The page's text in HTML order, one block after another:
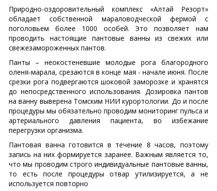
Природно-оздоровительный комплекс «Алтай Резорт»
обладает собственной мараловодческой фермой с
поголовьем более 1000 особей. Это позволяет нам
проводить настоящие пантовые ванны из свежих или
свежезамороженных пантов.
Панты – неокостеневшие молодые рога благородного
оленя-марала, срезаются в конце мая - начале июня. После
срезки рога подвергаются шоковой заморозке и хранятся
до непосредственного использования. Дозировка пантов
на ванну выверена Томским НИИ курортологии. До и после
процедуры мы обязательно проводим мониторинг пульса и
артериального давления пациента, во избежание
перегрузки организма.
Пантовая ванна готовится в течение 8 часов, поэтому
запись на них формируется заранее. Важным является то,
что мы проводим строго индивидуальные пантовые ванны,
то есть после процедуры отвар утилизируется, а не
используется повторно